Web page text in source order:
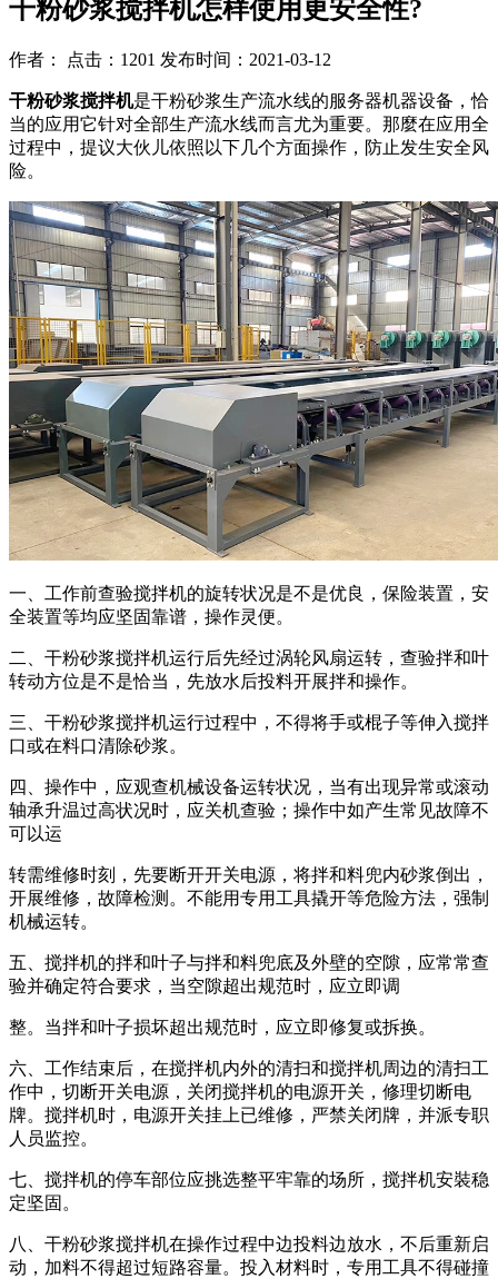
干粉砂浆搅拌机怎样使用更安全性?
作者： 点击：1201 发布时间：2021-03-12
干粉砂浆搅拌机是干粉砂浆生产流水线的服务器机器设备，恰
当的应用它针对全部生产流水线而言尤为重要。那麼在应用全
过程中，提议大伙儿依照以下几个方面操作，防止发生安全风
险。
一、工作前查验搅拌机的旋转状况是不是优良，保险装置，安
全装置等均应坚固靠谱，操作灵便。
二、干粉砂浆搅拌机运行后先经过涡轮风扇运转，查验拌和叶
转动方位是不是恰当，先放水后投料开展拌和操作。
三、干粉砂浆搅拌机运行过程中，不得将手或棍子等伸入搅拌
口或在料口清除砂浆。
四、操作中，应观查机械设备运转状况，当有出现异常或滚动
轴承升温过高状况时，应关机查验；操作中如产生常见故障不
可以运
转需维修时刻，先要断开开关电源，将拌和料兜内砂浆倒出，
开展维修，故障检测。不能用专用工具撬开等危险方法，强制
机械运转。
五、搅拌机的拌和叶子与拌和料兜底及外壁的空隙，应常常查
验并确定符合要求，当空隙超出规范时，应立即调
整。当拌和叶子损坏超出规范时，应立即修复或拆换。
六、工作结束后，在搅拌机内外的清扫和搅拌机周边的清扫工
作中，切断开关电源，关闭搅拌机的电源开关，修理切断电
牌。搅拌机时，电源开关挂上已维修，严禁关闭牌，并派专职
人员监控。
七、搅拌机的停车部位应挑选整平牢靠的场所，搅拌机安裝稳
定坚固。
八、干粉砂浆搅拌机在操作过程中边投料边放水，不后重新启
动，加料不得超过短路容量。投入材料时，专用工具不得碰撞